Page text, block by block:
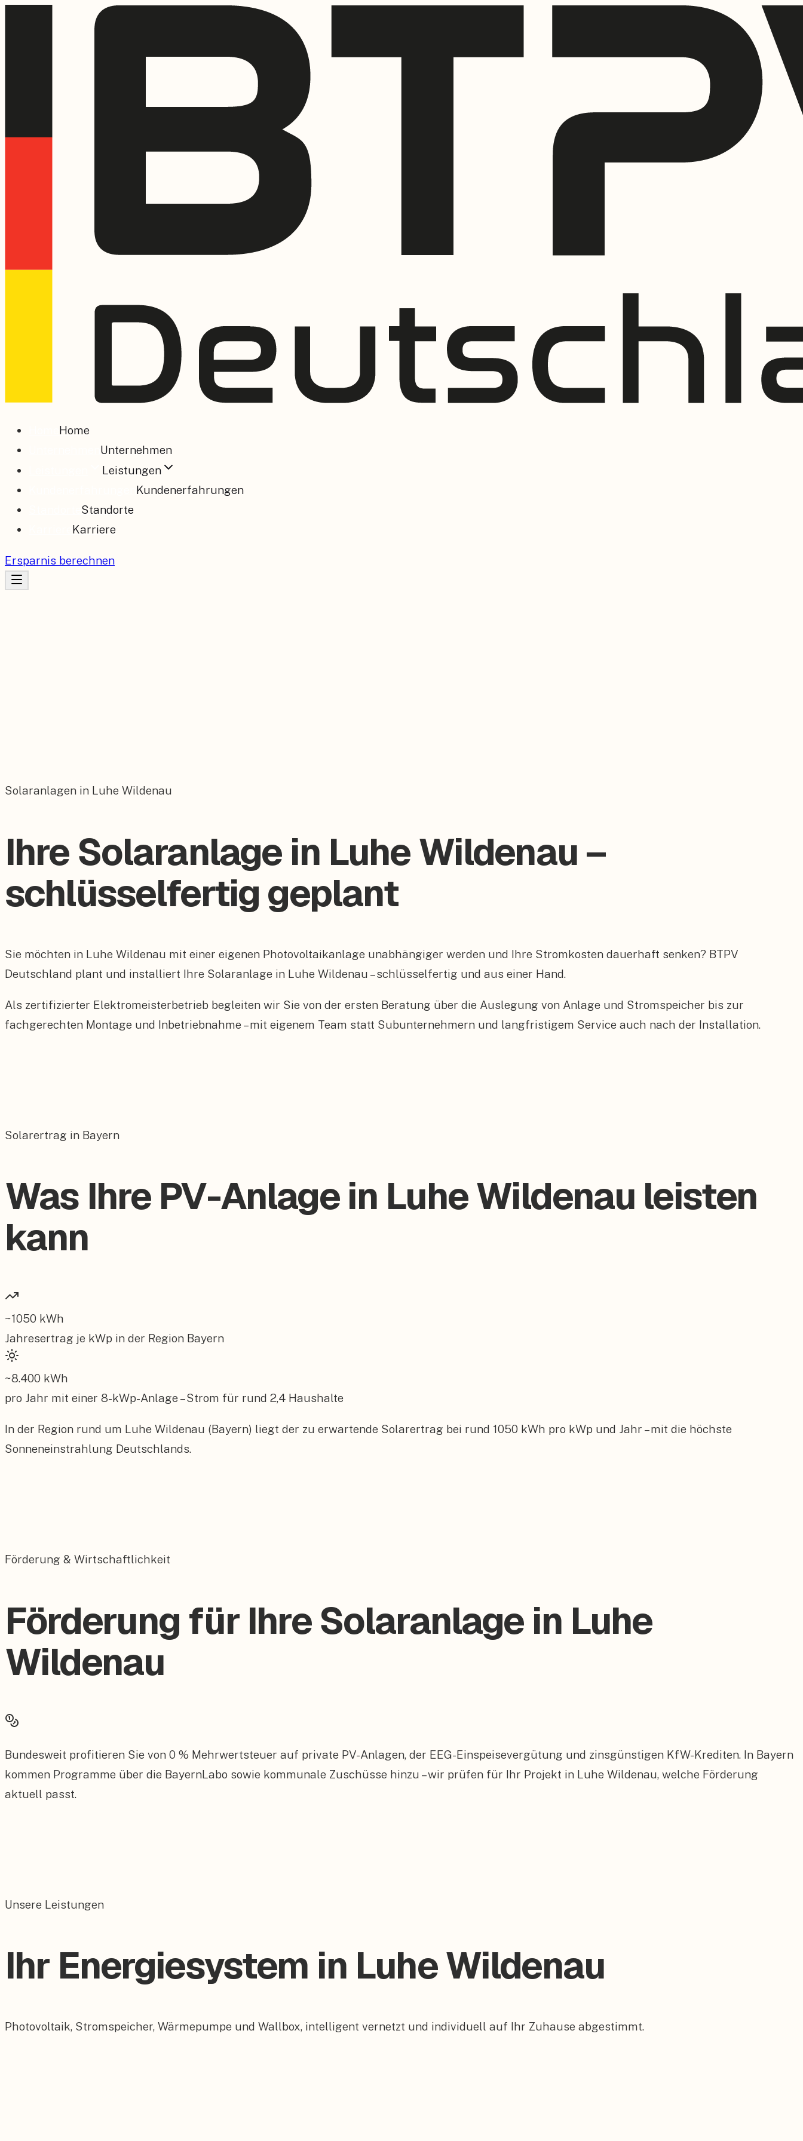
Home
Unternehmen
Leistungen
Kundenerfahrungen
Standorte
Karriere
Ersparnis berechnen
Solaranlagen in Luhe Wildenau
Ihre Solaranlage in Luhe Wildenau –
schlüsselfertig geplant
Sie möchten in Luhe Wildenau mit einer eigenen Photovoltaikanlage unabhängiger werden und Ihre Stromkosten dauerhaft senken? BTPV
Deutschland plant und installiert Ihre Solaranlage in Luhe Wildenau – schlüsselfertig und aus einer Hand.
Als zertifizierter Elektromeisterbetrieb begleiten wir Sie von der ersten Beratung über die Auslegung von Anlage und Stromspeicher bis zur
fachgerechten Montage und Inbetriebnahme – mit eigenem Team statt Subunternehmern und langfristigem Service auch nach der Installation.
Solarertrag in Bayern
Was Ihre PV-Anlage in Luhe Wildenau leisten
kann
~1050 kWh
Jahresertrag je kWp in der Region Bayern
~8.400 kWh
pro Jahr mit einer 8-kWp-Anlage – Strom für rund 2,4 Haushalte
In der Region rund um Luhe Wildenau (Bayern) liegt der zu erwartende Solarertrag bei rund 1050 kWh pro kWp und Jahr – mit die höchste
Sonneneinstrahlung Deutschlands.
Förderung & Wirtschaftlichkeit
Förderung für Ihre Solaranlage in Luhe
Wildenau
Bundesweit profitieren Sie von 0 % Mehrwertsteuer auf private PV-Anlagen, der EEG-Einspeisevergütung und zinsgünstigen KfW-Krediten. In Bayern
kommen Programme über die BayernLabo sowie kommunale Zuschüsse hinzu – wir prüfen für Ihr Projekt in Luhe Wildenau, welche Förderung
aktuell passt.
Unsere Leistungen
Ihr Energiesystem in Luhe Wildenau
Photovoltaik, Stromspeicher, Wärmepumpe und Wallbox, intelligent vernetzt und individuell auf Ihr Zuhause abgestimmt.